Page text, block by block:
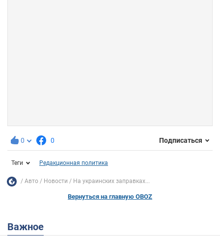
0 0 Подписаться
Теги Редакционная политика
Авто Новости На украинских заправках...
Вернуться на главную OBOZ
Важное